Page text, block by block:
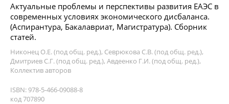
Актуальные проблемы и перспективы развития ЕАЭС в
современных условиях экономического дисбаланса.
(Аспирантура, Бакалавриат, Магистратура). Сборник
статей.
Никонец О.Е. (под общ. ред.), Севрюкова С.В. (под общ. ред.),
Дмитриев С.Г. (под общ. ред.), Авдеенко Г.И. (под общ. ред.),
Коллектив авторов
ISBN: 978-5-466-09088-8
код 707890